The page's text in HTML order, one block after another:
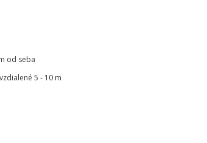
od seba
5 - 10 m